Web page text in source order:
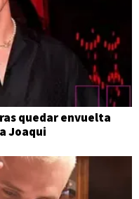
quedar envuelta
Joaqui